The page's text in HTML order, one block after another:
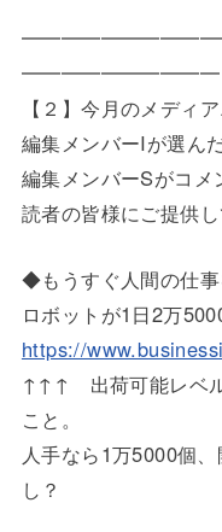
━━━━━━━━━━
【２】今月のメディ
編集メンバーIが選ん
編集メンバーSがコメ
読者の皆様にご提供し
◆もうすぐ人間の仕事
ロボットが1日2万
https://
↑↑↑ 出荷可能レベル
こと。
人手なら1万5000個
し？